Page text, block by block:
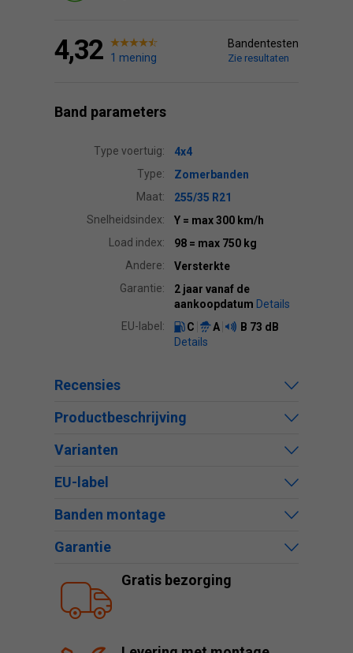
4,32 1 mening
Bandentesten
Zie resultaten
Band parameters
Type voertuig:
4x4
Type:
Zomerbanden
Maat:
255/35 R21
Snelheidsindex:
Y = max 300 km/h
Load index:
98 = max 750 kg
Andere:
Versterkte
Garantie:
2 jaar vanaf de
aankoopdatum Details
EU-label:
C A B 73 dB
Details
Recensies
Productbeschrijving
Varianten
EU-label
Banden montage
Garantie
Gratis bezorging